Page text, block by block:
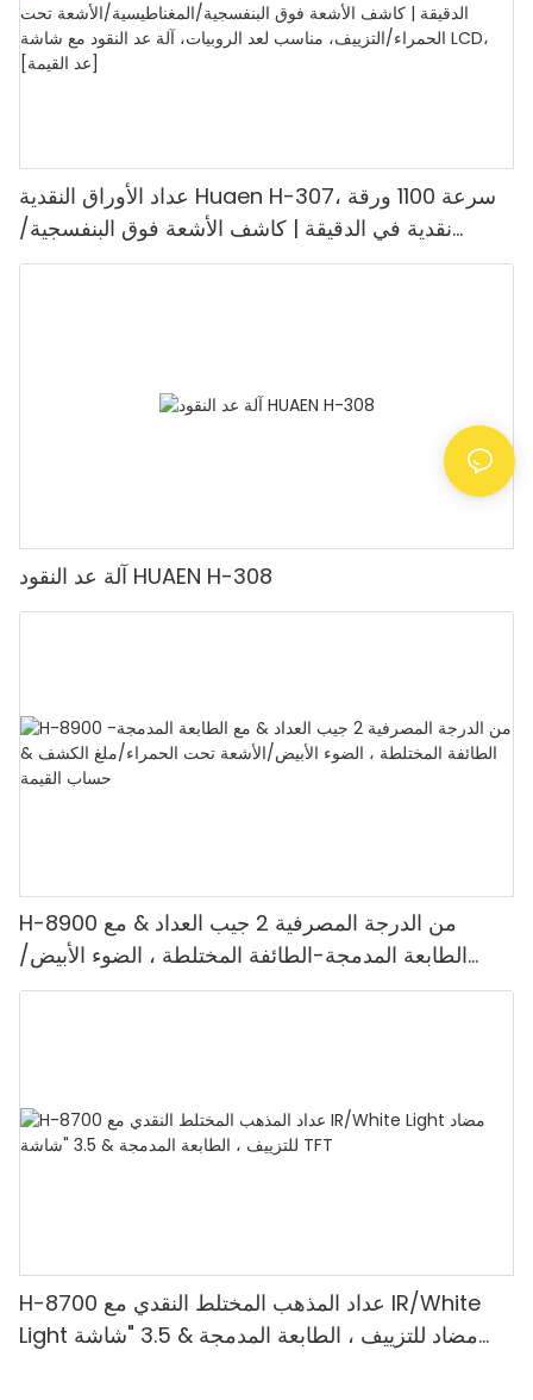
عداد الأوراق النقدية Huaen H-307، سرعة 1100 ورقة
نقدية في الدقيقة | كاشف الأشعة فوق البنفسجية/
المغناطيسية/الأشعة تحت الحمراء/التزييف، مناسب لعد
آلة عد النقود HUAEN H-308
H-8900 من الدرجة المصرفية 2 جيب العداد & مع
الطابعة المدمجة-الطائفة المختلطة ، الضوء الأبيض/
الأشعة تحت الحمراء/ملغ الكشف & حساب القيمة
H-8700 عداد المذهب المختلط النقدي مع IR/White
Light مضاد للتزييف ، الطابعة المدمجة & 3.5 "شاشة